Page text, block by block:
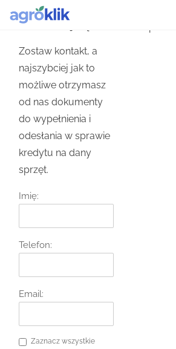
Skontaktuj się
Zostaw kontakt, a
najszybciej jak to
możliwe otrzymasz
od nas dokumenty
do wypełnienia i
odesłania w sprawie
kredytu na dany
sprzęt.
Imię:
Telefon:
Email:
Zaznacz wszystkie